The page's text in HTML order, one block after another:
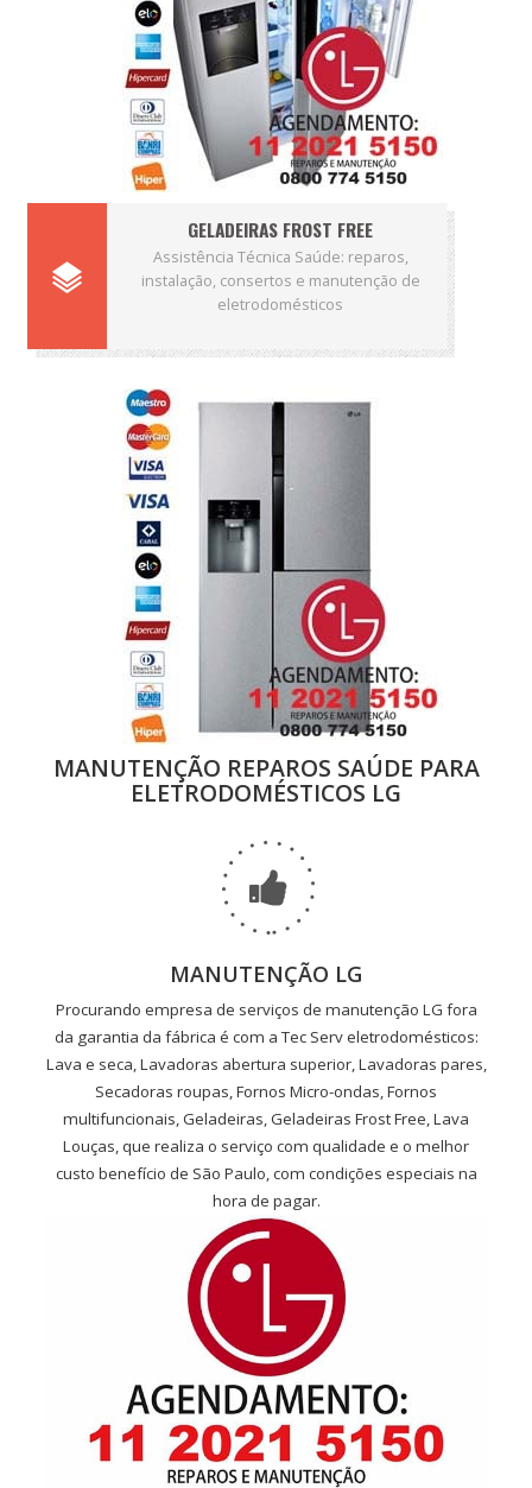
GELADEIRAS FROST FREE
Assistência Técnica Saúde: reparos,
instalação, consertos e manutenção de
eletrodomésticos
MANUTENÇÃO REPAROS SAÚDE PARA
ELETRODOMÉSTICOS LG
MANUTENÇÃO LG
Procurando empresa de serviços de manutenção LG fora
da garantia da fábrica é com a Tec Serv eletrodomésticos:
Lava e seca, Lavadoras abertura superior, Lavadoras pares,
Secadoras roupas, Fornos Micro-ondas, Fornos
multifuncionais, Geladeiras, Geladeiras Frost Free, Lava
Louças, que realiza o serviço com qualidade e o melhor
custo benefício de São Paulo, com condições especiais na
hora de pagar.